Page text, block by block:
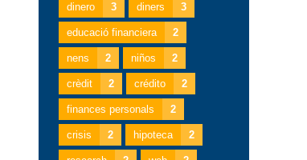
dinero 3 diners 3
educació financiera 2
nens 2 niños 2
crèdit 2 crédito 2
finances personals 2
crisis 2 hipoteca 2